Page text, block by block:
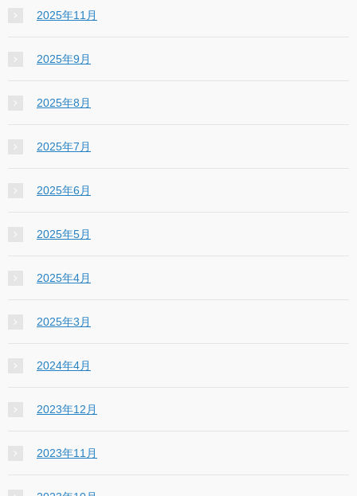
2025年11月
2025年9月
2025年8月
2025年7月
2025年6月
2025年5月
2025年4月
2025年3月
2024年4月
2023年12月
2023年11月